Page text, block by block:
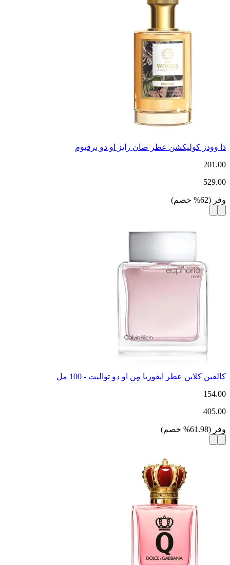
ذا وودز كوليكشن عطر صان رايز او دو برفيوم
201.00
529.00
وفر (
62
% خصم)
كالفين كلاين عطر ايفوريا مِن او دو تواليت - 100 مل
154.00
405.00
وفر (
61.98
% خصم)